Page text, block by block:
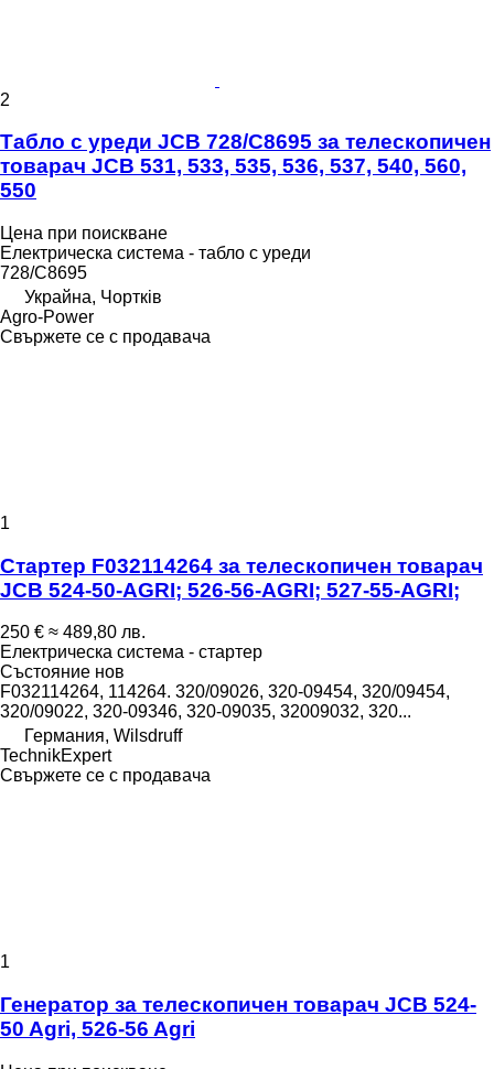
2
Табло с уреди JCB 728/C8695 за телескопичен
товарач JCB 531, 533, 535, 536, 537, 540, 560,
550
Цена при поискване
Електрическа система - табло с уреди
728/C8695
Украйна, Чортків
Agro-Power
Свържете се с продавача
1
Стартер F032114264 за телескопичен товарач
JCB 524-50-AGRI; 526-56-AGRI; 527-55-AGRI;
250 € ≈ 489,80 лв.
Електрическа система - стартер
Състояние нов
F032114264, 114264. 320/09026, 320-09454, 320/09454,
320/09022, 320-09346, 320-09035, 32009032, 320...
Германия, Wilsdruff
TechnikExpert
Свържете се с продавача
1
Генератор за телескопичен товарач JCB 524-
50 Agri, 526-56 Agri